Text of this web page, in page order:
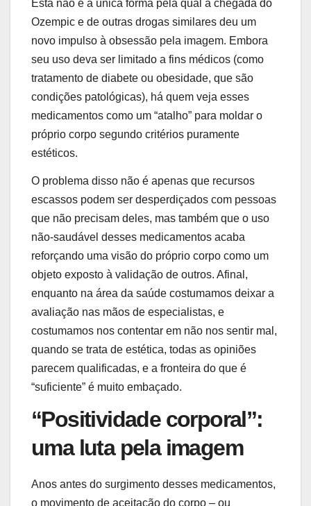
Esta não é a única forma pela qual a chegada do
Ozempic e de outras drogas similares deu um
novo impulso à obsessão pela imagem. Embora
seu uso deva ser limitado a fins médicos (como
tratamento de diabete ou obesidade, que são
condições patológicas), há quem veja esses
medicamentos como um “atalho” para moldar o
próprio corpo segundo critérios puramente
estéticos.
O problema disso não é apenas que recursos
escassos podem ser desperdiçados com pessoas
que não precisam deles, mas também que o uso
não-saudável desses medicamentos acaba
reforçando uma visão do próprio corpo como um
objeto exposto à validação de outros. Afinal,
enquanto na área da saúde costumamos deixar a
avaliação nas mãos de especialistas, e
costumamos nos contentar em não nos sentir mal,
quando se trata de estética, todas as opiniões
parecem qualificadas, e a fronteira do que é
“suficiente” é muito embaçado.
“Positividade corporal”:
uma luta pela imagem
Anos antes do surgimento desses medicamentos,
o movimento de aceitação do corpo – ou